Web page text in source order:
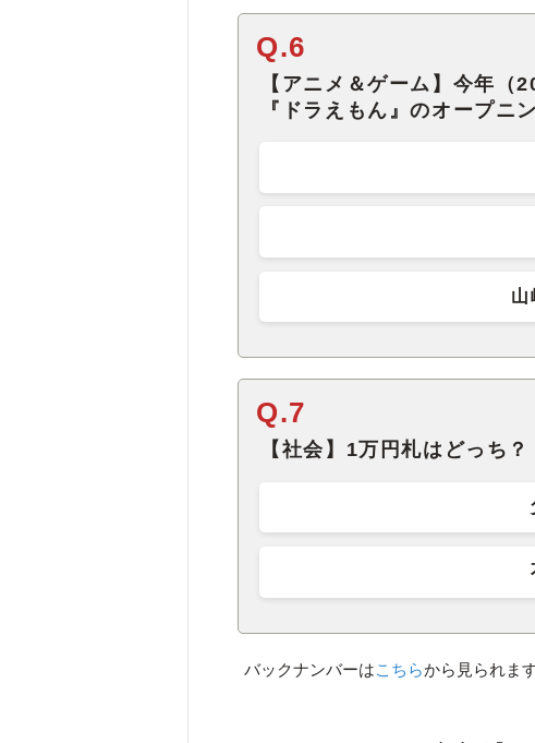
Q.6
【アニメ＆ゲーム】今年（
『ドラえもん』のオープニ
山
Q.7
【社会】1万円札はどっち？
バックナンバーはこちらから見られます